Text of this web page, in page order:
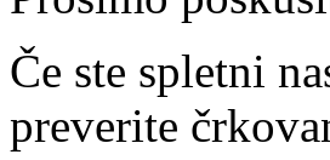
Če ste spletni
preverite